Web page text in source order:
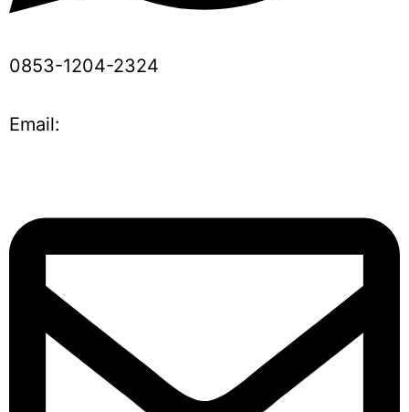
0853-1204-2324
Email: